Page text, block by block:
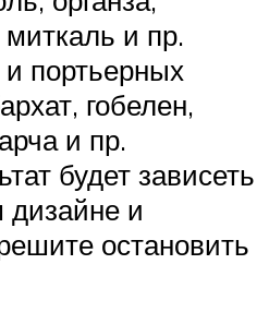
и пр.
портьерных
гобелен,
и пр.
будет зависеть
дизайне и
остановить